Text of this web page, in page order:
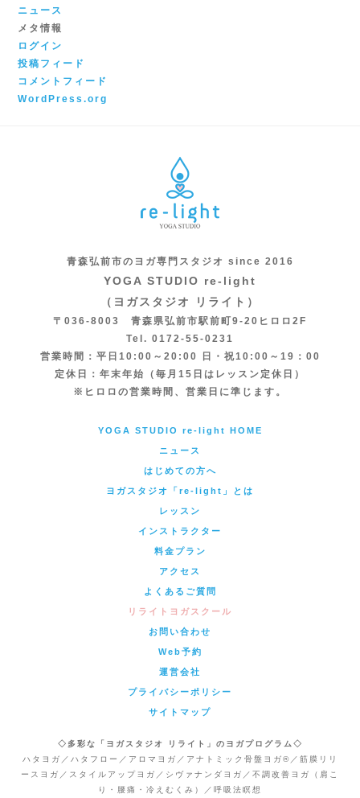
ニュース
メタ情報
ログイン
投稿フィード
コメントフィード
WordPress.org
青森弘前市のヨガ専門スタジオ since 2016
YOGA STUDIO re-light
（ヨガスタジオ リライト）
〒036-8003 青森県弘前市駅前町9-20ヒロロ2F
Tel. 0172-55-0231
営業時間：平日10:00～20:00 日・祝10:00～19：00
定休日：年末年始（毎月15日はレッスン定休日）
※ヒロロの営業時間、営業日に準じます。
YOGA STUDIO re-light HOME
ニュース
はじめての方へ
ヨガスタジオ「re-light」とは
レッスン
インストラクター
料金プラン
アクセス
よくあるご質問
リライトヨガスクール
お問い合わせ
Web予約
運営会社
プライバシーポリシー
サイトマップ
◇多彩な「ヨガスタジオ リライト」のヨガプログラム◇
ハタヨガ／ハタフロー／アロマヨガ／アナトミック骨盤ヨガ®／筋膜リリ
ースヨガ／スタイルアップヨガ／シヴァナンダヨガ／不調改善ヨガ（肩こ
り・腰痛・冷えむくみ）／呼吸法瞑想